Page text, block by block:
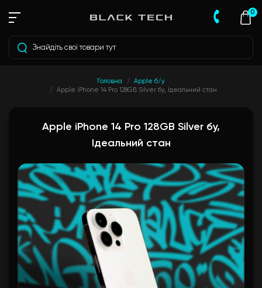
0
Головна
Apple б/у
Apple iPhone 14 Pro 128GB Silver бу, Ідеальний стан
Apple iPhone 14 Pro 128GB Silver бу,
Ідеальний стан